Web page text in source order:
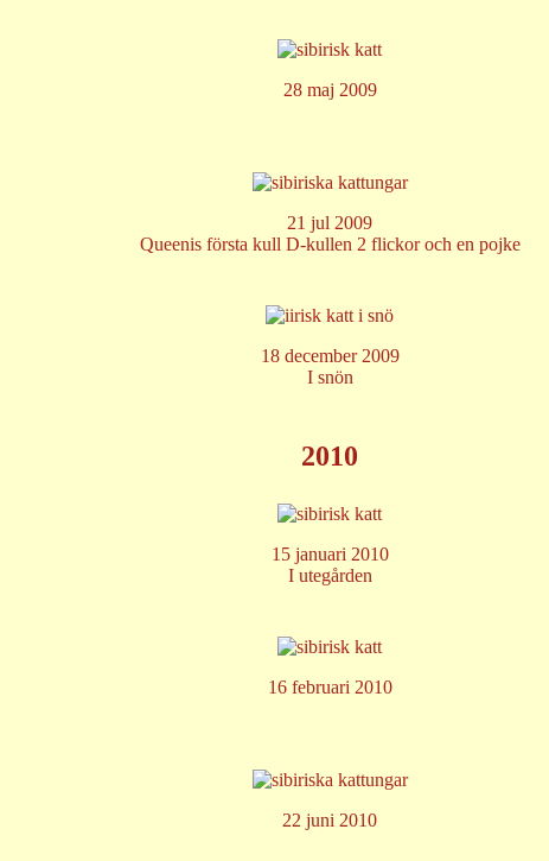
28 maj 2009
21 jul 2009
Queenis första kull D-kullen 2 flickor och en pojke
18 december 2009
I snön
2010
15 januari 2010
I utegården
16 februari 2010
22 juni 2010